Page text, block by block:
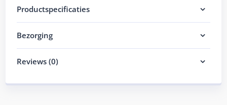
Productspecificaties
Bezorging
Reviews (0)